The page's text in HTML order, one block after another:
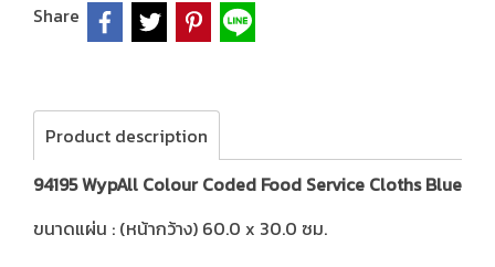
Share
Product description
94195 WypAll Colour Coded Food Service Cloths Blue
ขนาดแผ่น : (หน้ากว้าง) 60.0 x 30.0 ซม.